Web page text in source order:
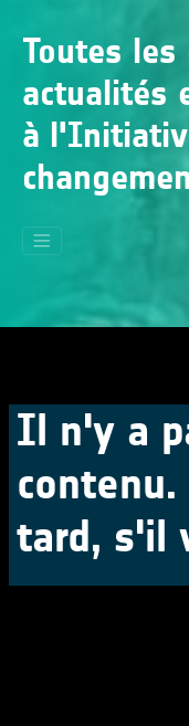
Toutes les
actualités
à
Il n'y a
tard, s'il